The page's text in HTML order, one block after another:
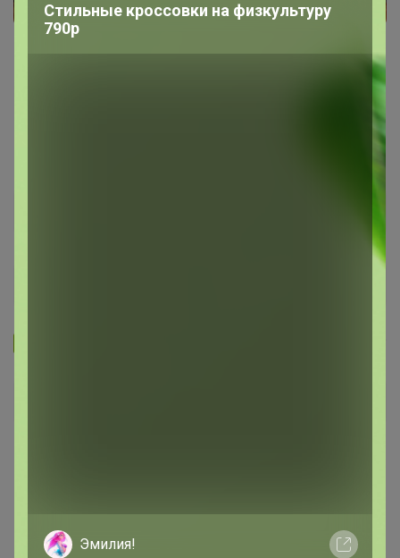
Войти с помощью других сервисов
Стильные кроссовки на физкультуру
790р
Эмилия!